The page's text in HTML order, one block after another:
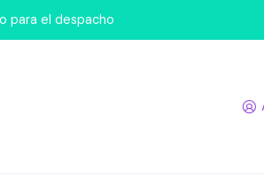
para el despacho
249 Bob Esponja
249 Bob